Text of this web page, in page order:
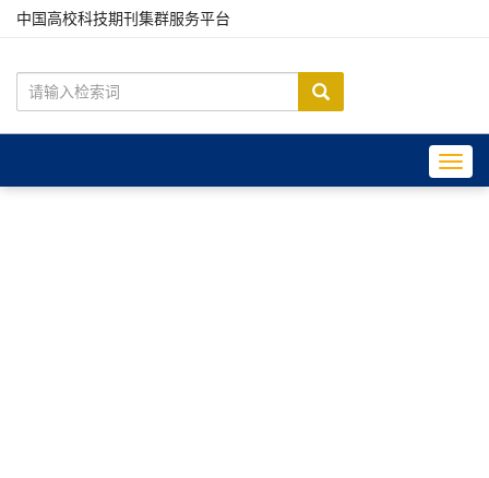
中国高校科技期刊集群服务平台